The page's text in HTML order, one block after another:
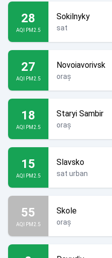
28
AQI PM2.5
Sokilnyky
sat
27
AQI PM2.5
Novoiavorivsk
oraș
18
AQI PM2.5
Staryi Sambir
oraș
15
AQI PM2.5
Slavsko
sat urban
55
AQI PM2.5
Skole
oraș